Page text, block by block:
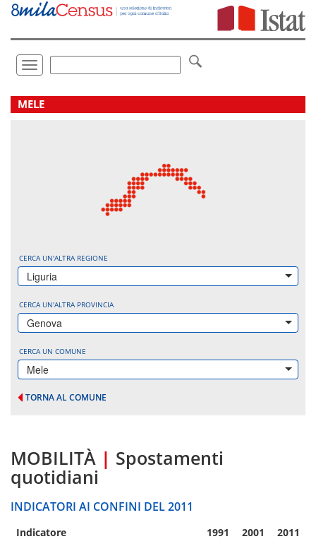
Vai
direttamente
Toggle
navigation
.
MELE
CERCA UN'ALTRA REGIONE
Liguria
CERCA UN'ALTRA PROVINCIA
Genova
CERCA UN COMUNE
Mele
TORNA AL COMUNE
MOBILITÀ | Spostamenti
quotidiani
INDICATORI AI CONFINI DEL 2011
Indicatore 1991 2001 2011